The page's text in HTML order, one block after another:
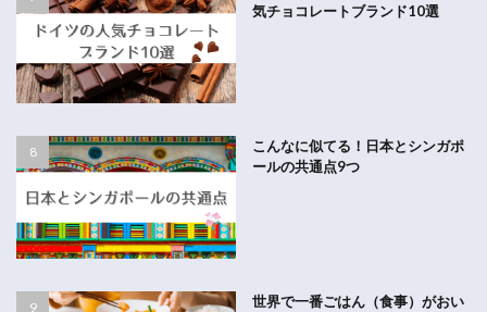
気チョコレートブランド10選
こんなに似てる！日本とシンガポ
ールの共通点9つ
世界で一番ごはん（食事）がおい